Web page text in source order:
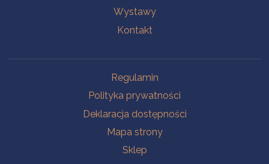
Wystawy
Kontakt
Regulamin
Polityka prywatności
Deklaracja dostępności
Mapa strony
Sklep